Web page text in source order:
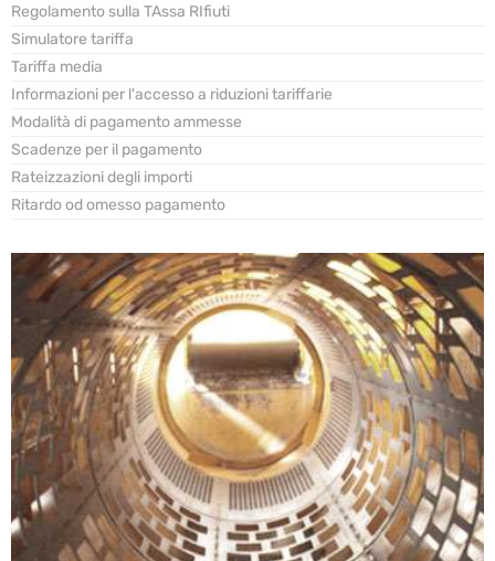
Regolamento sulla TAssa RIfiuti
Simulatore tariffa
Tariffa media
Informazioni per l'accesso a riduzioni tariffarie
Modalità di pagamento ammesse
Scadenze per il pagamento
Rateizzazioni degli importi
Ritardo od omesso pagamento